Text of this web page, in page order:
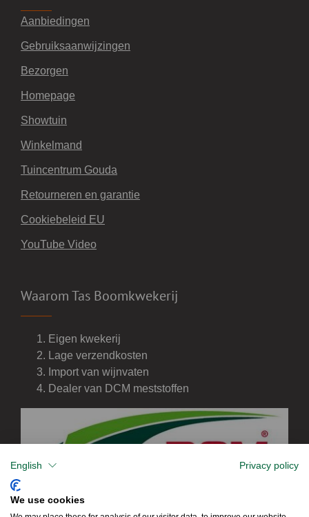
Aanbiedingen
Gebruiksaanwijzingen
Bezorgen
Homepage
Showtuin
Winkelmand
Tuincentrum Gouda
Retourneren en garantie
Cookiebeleid EU
YouTube Video
Waarom Tas Boomkwekerij
Eigen kwekerij
Lage verzendkosten
Import van wijnvaten
Dealer van DCM meststoffen
English Privacy policy
We use cookies